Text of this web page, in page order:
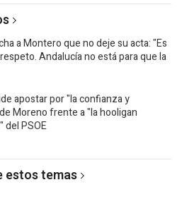
a Montero que no deje su acta: "Es
Andalucía no está para que la
apostar por "la confianza y
Moreno frente a "la hooligan
del PSOE
estos temas